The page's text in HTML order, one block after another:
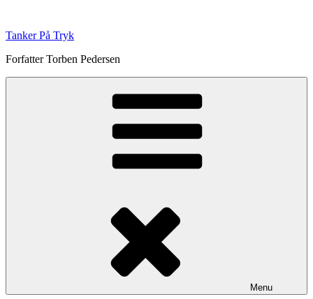
indhold
Tanker På Tryk
Forfatter Torben Pedersen
Menu